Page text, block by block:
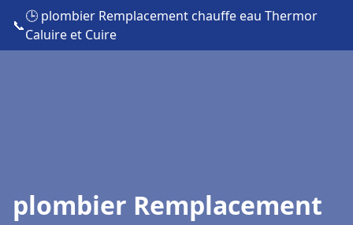
📞
🕒 plombier Remplacement chauffe eau Thermor
Caluire et Cuire
plombier Remplacement